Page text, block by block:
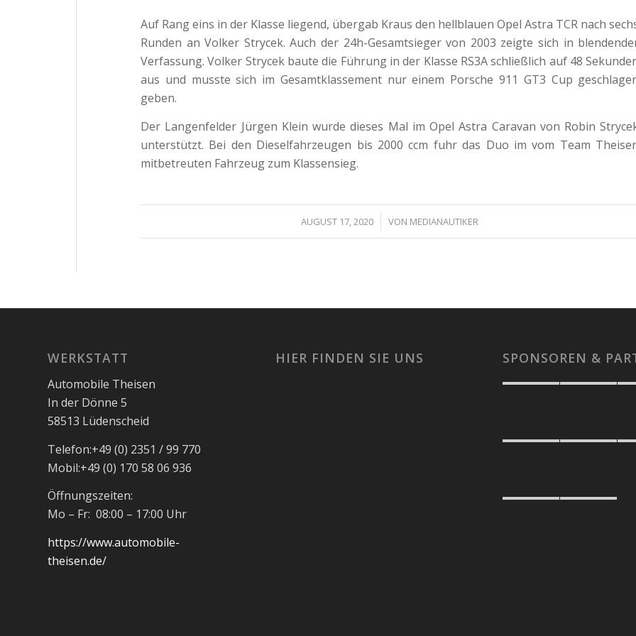
Auf Rang eins in der Klasse liegend, übergab Kraus den hellblauen Opel Astra TCR nach
Runden an Volker Strycek. Auch der 24h-Gesamtsieger von 2003 zeigte sich in
Verfassung. Volker Strycek baute die Führung in der Klasse RS3A schließlich auf 48
aus und musste sich im Gesamtklassement nur einem Porsche 911 GT3 Cup
geben.
Der Langenfelder Jürgen Klein wurde dieses Mal im Opel Astra Caravan von Robin
unterstützt. Bei den Dieselfahrzeugen bis 2000 ccm fuhr das Duo im vom Team
mitbetreuten Fahrzeug zum Klassensieg.
AUGUST 17, 2020
/ VON MEDIANAUTIKER
WERKSTATT
Automobile Theisen
In der Dönne 5
58513 Lüdenscheid
Telefon:+49 (0) 2351 / 99 770
Mobil:+49 (0) 170 58 06 936
Öffnungszeiten:
Mo – Fr: 08:00 – 17:00 Uhr
https://www.automobile-
theisen.de/
HIER FINDEN SIE UNS SPONSOREN &